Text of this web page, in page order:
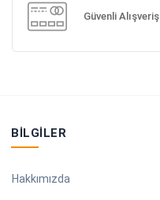
Güvenli Alışveriş
BILGILER
Hakkımızda